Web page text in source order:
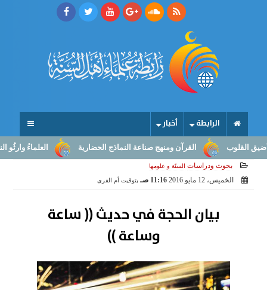
الرابطة أخبار
العلماءُ وارثُو النبوّة: من القرآن ومنهج صناعة النماذج الحضارية
بحوث ودراسات السنّة و علومها
الخميس، 12 مايو 2016 11:16 صـ بتوقيت أم القرى
بيان الحجة في حديث (( ساعة
وساعة ))